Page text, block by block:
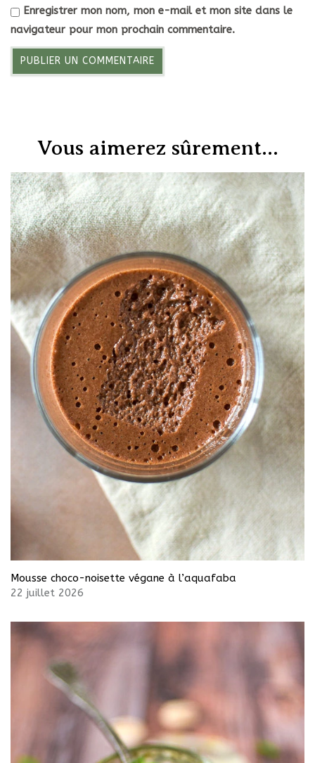
Enregistrer mon nom, mon e-mail et mon site dans le
navigateur pour mon prochain commentaire.
Vous aimerez sûrement...
Mousse choco-noisette végane à l’aquafaba
22 juillet 2026